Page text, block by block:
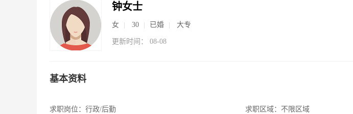
钟女士
女 30 已婚 大专
更新时间： 08-08
基本资料
求职岗位： 行政/后勤
求职区域： 不限区域